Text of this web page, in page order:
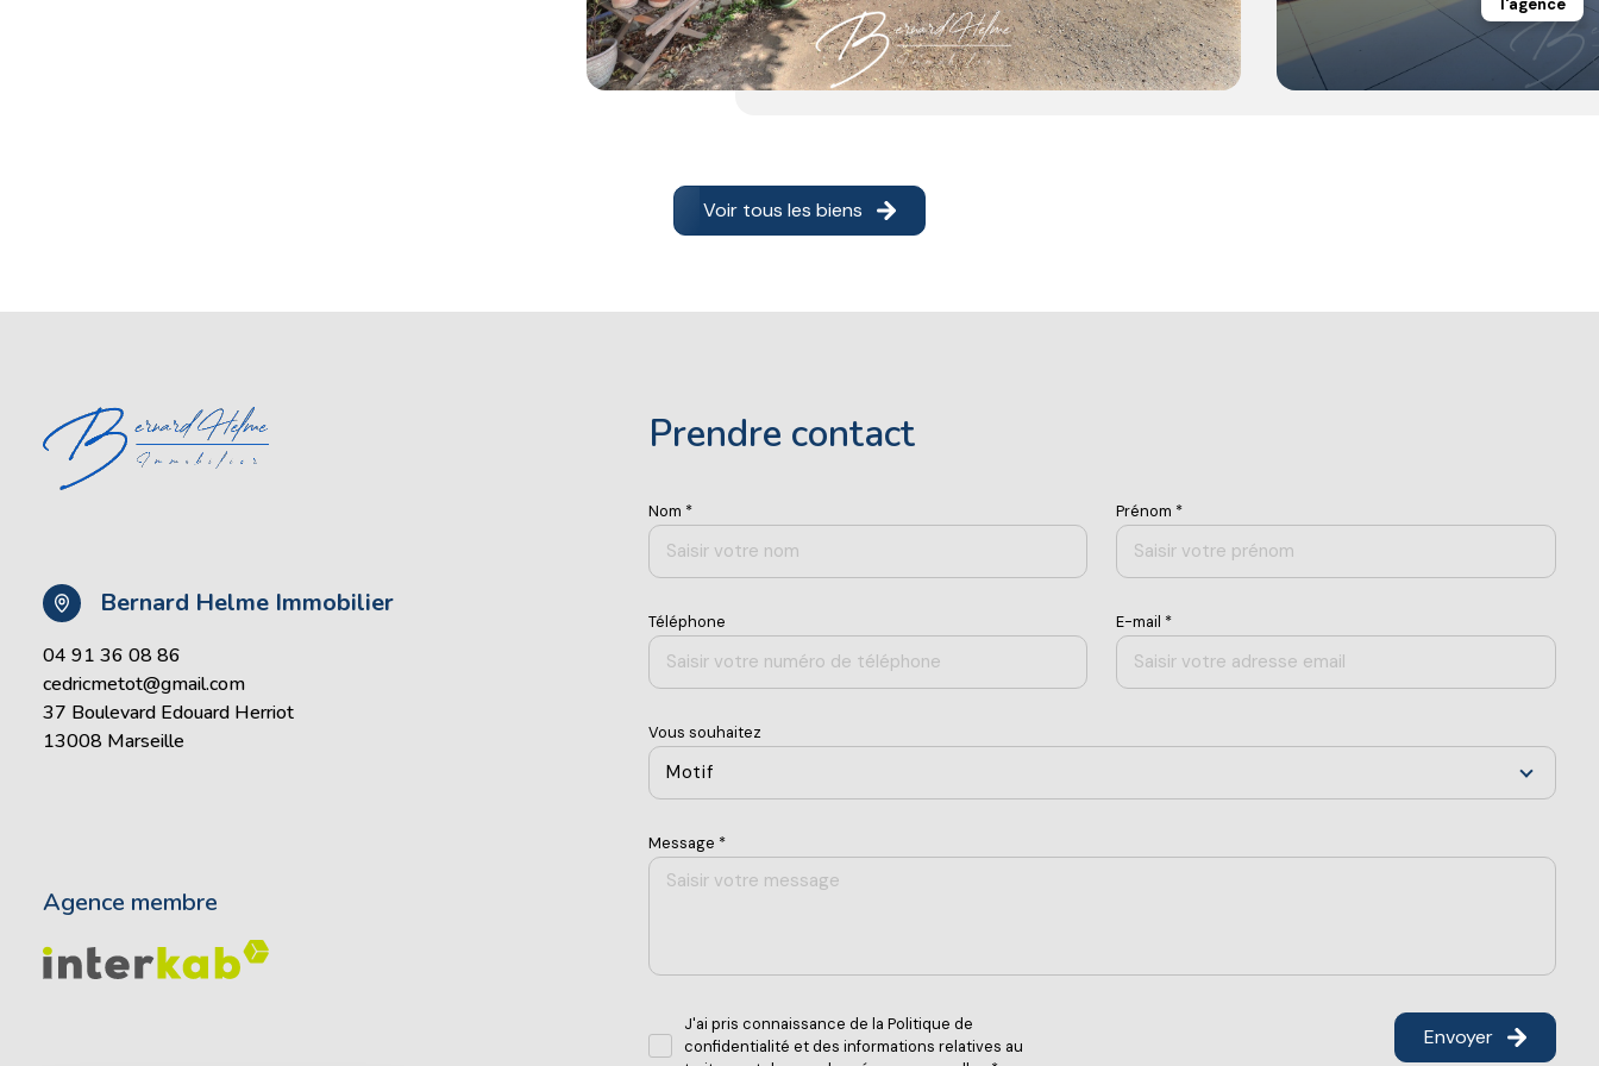
Voir tous les biens
prendre contact
Nom * Prénom *
Téléphone E-mail *
Vous souhaitez
Motif
Message *
J'ai pris connaissance de la Politique de
confidentialité et des informations relatives au
Envoyer
Bernard Helme Immobilier
04 91 36 08 86
cedricmetot@gmail.com
37 Boulevard Edouard Herriot
13008 Marseille
Agence membre